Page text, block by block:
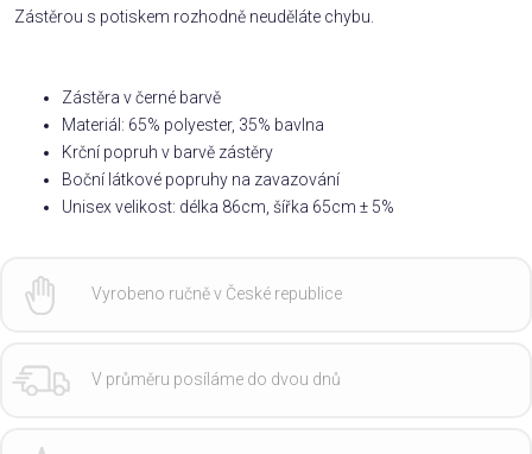
Zástěrou s potiskem rozhodně neuděláte chybu.
Zástěra v černé barvě
Materiál: 65% polyester, 35% bavlna
Krční popruh v barvě zástěry
Boční látkové popruhy na zavazování
Unisex velikost: délka 86cm, šířka 65cm ± 5%
Vyrobeno ručně v České republice
V průměru posíláme do dvou dnů